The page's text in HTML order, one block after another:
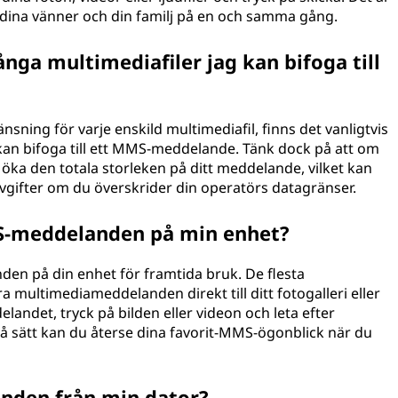
vänner och din familj på en och samma gång.
multimediafiler jag kan bifoga till
för varje enskild multimediafil, finns det vanligtvis
bifoga till ett MMS-meddelande. Tänk dock på att om
den totala storleken på ditt meddelande, vilket kan
om du överskrider din operatörs datagränser.
meddelanden på min enhet?
på din enhet för framtida bruk. De flesta
multimediameddelanden direkt till ditt fotogalleri eller
tryck på bilden eller videon och leta efter
sätt kan du återse dina favorit-MMS-ögonblick när du